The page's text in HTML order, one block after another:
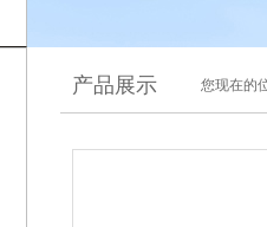
产品展示 您现在的